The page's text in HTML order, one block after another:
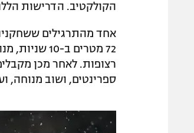
הקולקטיב. הדרישות
אחד מהתרגילים
ספרינטים, ושוב מנוחה,